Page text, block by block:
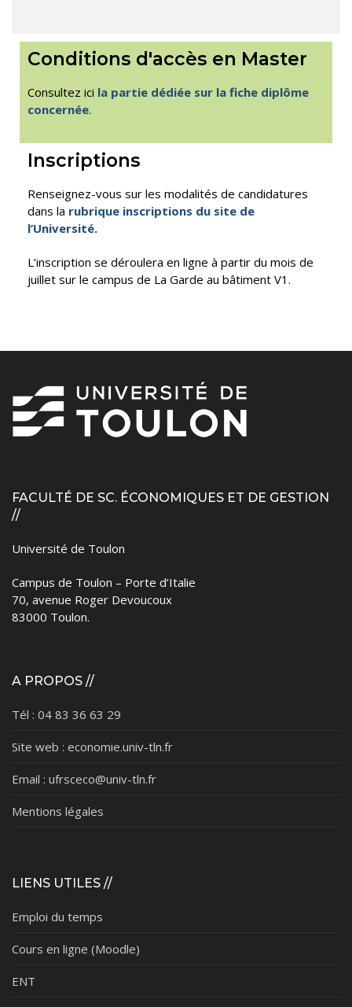
Conditions d'accès en Master
Consultez ici la partie dédiée sur la fiche diplôme
concernée.
Inscriptions
Renseignez-vous sur les modalités de candidatures
dans la rubrique inscriptions du site de
l’Université.
L’inscription se déroulera en ligne à partir du mois de
juillet sur le campus de La Garde au bâtiment V1.
FACULTÉ DE SC. ÉCONOMIQUES ET DE GESTION
//
Université de Toulon
Campus de Toulon – Porte d’Italie
70, avenue Roger Devoucoux
83000 Toulon.
A PROPOS //
Tél : 04 83 36 63 29
Site web : economie.univ-tln.fr
Email : ufrsceco@univ-tln.fr
Mentions légales
LIENS UTILES //
Emploi du temps
Cours en ligne (Moodle)
ENT